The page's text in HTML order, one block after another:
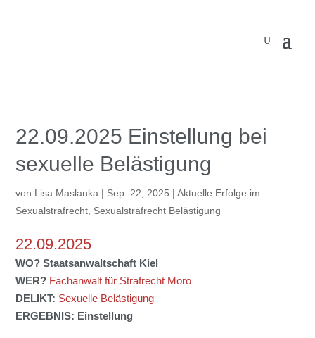
22.09.2025 Einstellung bei
sexuelle Belästigung
von Lisa Maslanka | Sep. 22, 2025 |Aktuelle Erfolge im
Sexualstrafrecht Sexualstrafrecht Belästigung
22.09.2025
WO?Staatsanwaltschaft Kiel
WER? Fachanwalt für Strafrecht Moro
DELIKT: Sexuelle Belästigung
ERGEBNIS: Einstellung